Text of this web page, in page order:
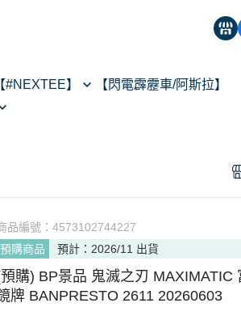
【#NEXTEE】
系列
【閃電霹靂車/阿斯拉】
【經典機
【預購專
反詐騙指
品編號：4573102744227
預購商品
預計：2026/11 出貨
購) BP景品 鬼滅之刃
牌 BANPRESTO 2611 20260603